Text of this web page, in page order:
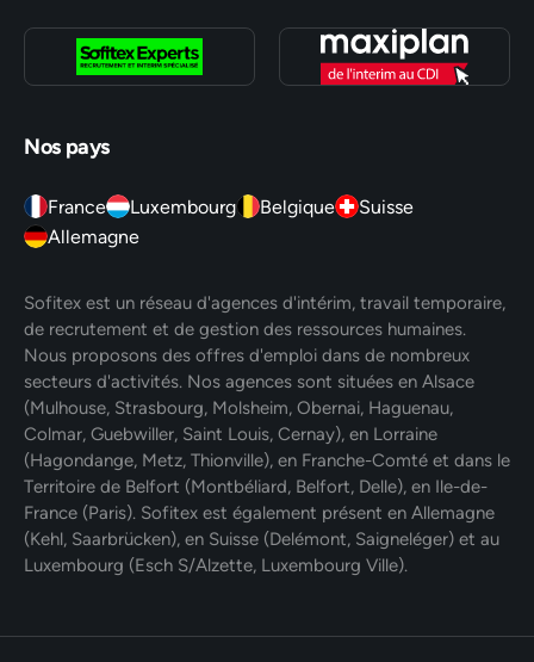
Nos pays
France Luxembourg Belgique
Suisse
Allemagne
Sofitex est un réseau d'agences d'intérim, travail temporaire,
de recrutement et de gestion des ressources humaines.
Nous proposons des offres d'emploi dans de nombreux
secteurs d'activités. Nos agences sont situées en Alsace
(Mulhouse, Strasbourg, Molsheim, Obernai, Haguenau,
Colmar, Guebwiller, Saint Louis, Cernay), en Lorraine
(Hagondange, Metz, Thionville), en Franche-Comté et dans le
Territoire de Belfort (Montbéliard, Belfort, Delle), en Ile-de-
France (Paris). Sofitex est également présent en Allemagne
(Kehl, Saarbrücken), en Suisse (Delémont, Saigneléger) et au
Luxembourg (Esch S/Alzette, Luxembourg Ville).